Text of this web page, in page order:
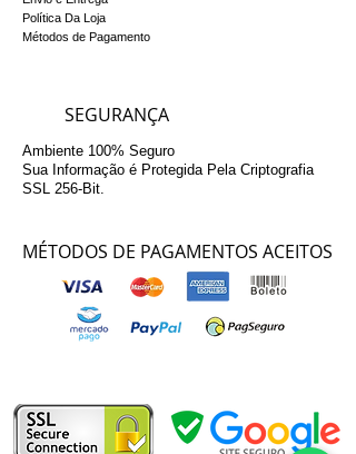
Política Da Loja
Métodos de Pagamento
SEGURANÇA
Ambiente 100% Seguro
Sua Informação é Protegida Pela Criptografia
SSL 256-Bit.
MÉTODOS DE PAGAMENTOS ACEITOS